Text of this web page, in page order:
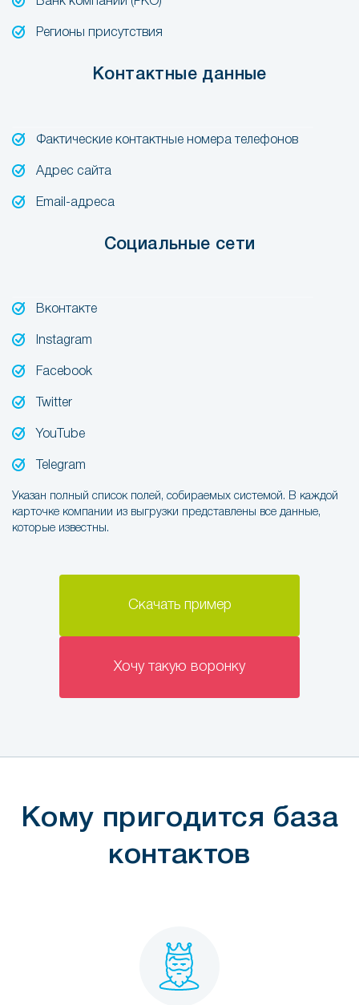
Регионы присутствия
Контактные данные
Фактические контактные номера телефонов
Адрес сайта
Email-адреса
Социальные сети
Вконтакте
Instagram
Facebook
Twitter
YouTube
Telegram
Указан полный список полей, собираемых системой. В каждой
карточке компании из выгрузки представлены все данные,
которые известны.
Скачать пример
Хочу такую воронку
Кому пригодится база
контактов